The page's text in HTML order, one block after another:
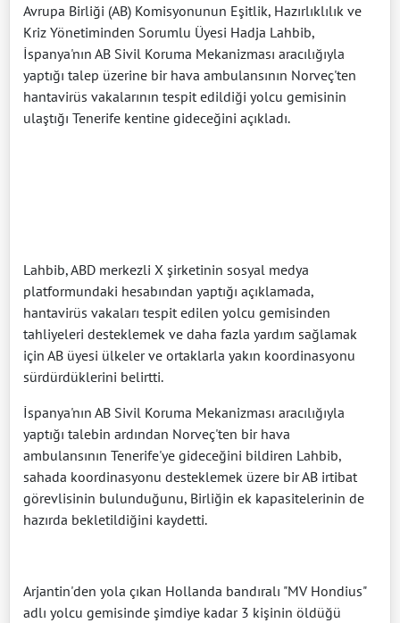
Avrupa Birliği (AB) Komisyonunun Eşitlik, Hazırlıklılık ve
Kriz Yönetiminden Sorumlu Üyesi Hadja Lahbib,
İspanya'nın AB Sivil Koruma Mekanizması aracılığıyla
yaptığı talep üzerine bir hava ambulansının Norveç'ten
hantavirüs vakalarının tespit edildiği yolcu gemisinin
ulaştığı Tenerife kentine gideceğini açıkladı.
Lahbib, ABD merkezli X şirketinin sosyal medya
platformundaki hesabından yaptığı açıklamada,
hantavirüs vakaları tespit edilen yolcu gemisinden
tahliyeleri desteklemek ve daha fazla yardım sağlamak
için AB üyesi ülkeler ve ortaklarla yakın koordinasyonu
sürdürdüklerini belirtti.
İspanya'nın AB Sivil Koruma Mekanizması aracılığıyla
yaptığı talebin ardından Norveç'ten bir hava
ambulansının Tenerife'ye gideceğini bildiren Lahbib,
sahada koordinasyonu desteklemek üzere bir AB irtibat
görevlisinin bulunduğunu, Birliğin ek kapasitelerinin de
hazırda bekletildiğini kaydetti.
Arjantin'den yola çıkan Hollanda bandıralı "MV Hondius"
adlı yolcu gemisinde şimdiye kadar 3 kişinin öldüğü